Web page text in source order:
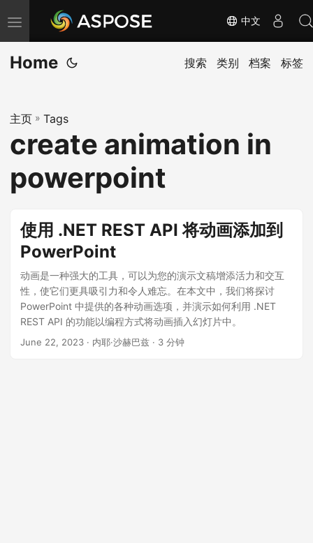
切
换
导
中文
Home 搜索 类别 档案 标签
主页 » Tags
create animation in
powerpoint
使用 .NET REST API 将动画添加到
PowerPoint
动画是一种强大的工具，可以为您的演示文稿增添活力和交互
性，使它们更具吸引力和令人难忘。在本文中，我们将探讨
PowerPoint 中提供的各种动画选项，并演示如何利用 .NET
REST API 的功能以编程方式将动画插入幻灯片中。
June 22, 2023 · 内耶·沙赫巴兹 · 3 分钟